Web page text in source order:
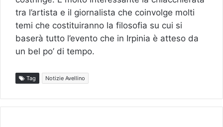
tra l’artista e il giornalista che coinvolge molti
temi che costituiranno la filosofia su cui si
baserà tutto l’evento che in Irpinia è atteso da
un bel po’ di tempo.
Tag Notizie Avellino